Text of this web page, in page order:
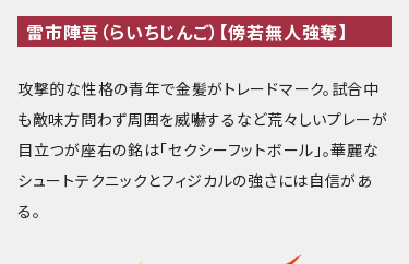
雷市陣吾（らいちじんご）【傍若無人強奪】
攻撃的な性格の青年で金髪がトレードマーク。試合中
も敵味方問わず周囲を威嚇するなど荒々しいプレーが
目立つが座右の銘は「セクシーフットボール」。華麗な
シュートテクニックとフィジカルの強さには自信があ
る。